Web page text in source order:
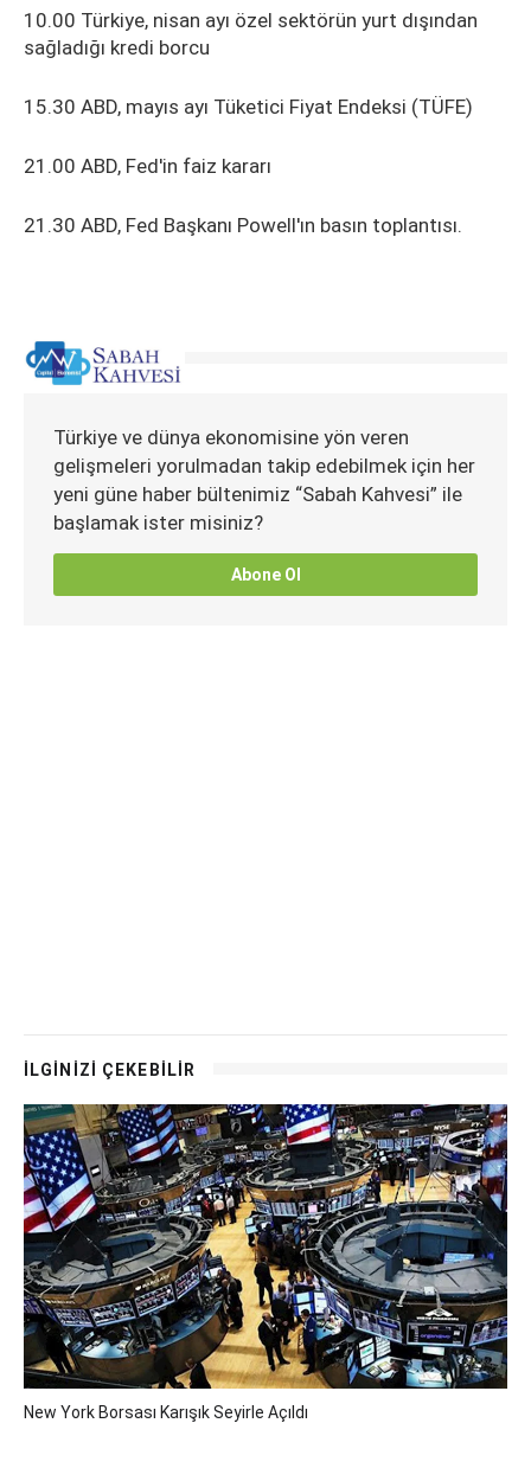
10.00 Türkiye, nisan ayı özel sektörün yurt dışından
sağladığı kredi borcu
15.30 ABD, mayıs ayı Tüketici Fiyat Endeksi (TÜFE)
21.00 ABD, Fed'in faiz kararı
21.30 ABD, Fed Başkanı Powell'ın basın toplantısı.
Türkiye ve dünya ekonomisine yön veren
gelişmeleri yorulmadan takip edebilmek için her
yeni güne haber bültenimiz “Sabah Kahvesi” ile
başlamak ister misiniz?
Abone Ol
İLGİNİZİ ÇEKEBİLİR
New York Borsası Karışık Seyirle Açıldı